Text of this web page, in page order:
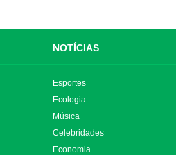
NOTÍCIAS
Esportes
Ecologia
Música
Celebridades
Economia